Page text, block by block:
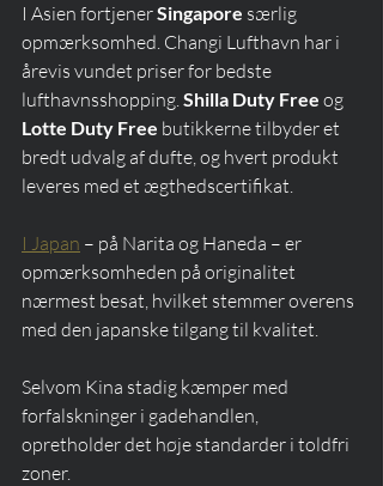
I Asien fortjener Singapore særlig
opmærksomhed. Changi Lufthavn har i
årevis vundet priser for bedste
lufthavnsshopping. Shilla Duty Free og
Lotte Duty Free butikkerne tilbyder et
bredt udvalg af dufte, og hvert produkt
leveres med et ægthedscertifikat.
I Japan – på Narita og Haneda – er
opmærksomheden på originalitet
nærmest besat, hvilket stemmer overens
med den japanske tilgang til kvalitet.
Selvom Kina stadig kæmper med
forfalskninger i gadehandlen,
opretholder det høje standarder i toldfri
zoner.